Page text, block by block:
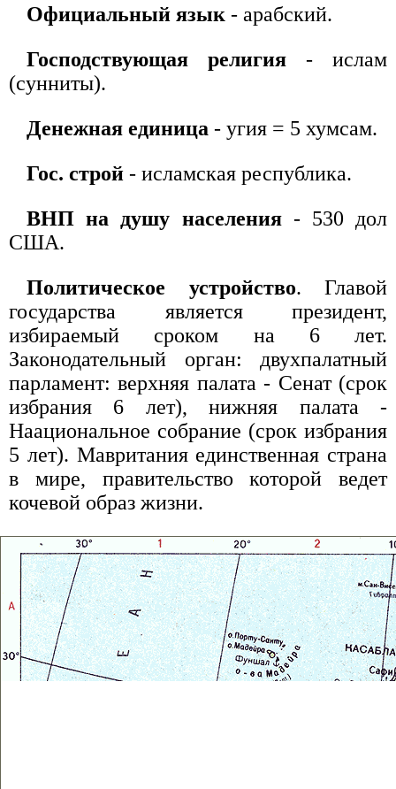
Официальный язык - арабский.
Господствующая религия - ислам
(сунниты).
Денежная единица - угия = 5 хумсам.
Гос. строй - исламская республика.
ВНП на душу населения- 530 дол
США.
Политическое устройство. Главой
государства является президент,
избираемый сроком на 6 лет.
Законодательный орган: двухпалатный
парламент: верхняя палата - Сенат (срок
избрания 6 лет), нижняя палата -
Наациональное собрание (срок избрания
5 лет). Мавритания единственная страна
в мире, правительство которой ведет
кочевой образ жизни.